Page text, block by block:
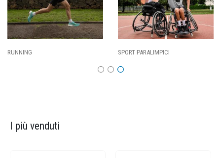
RUNNING SPORT PARALIMPICI
I più venduti